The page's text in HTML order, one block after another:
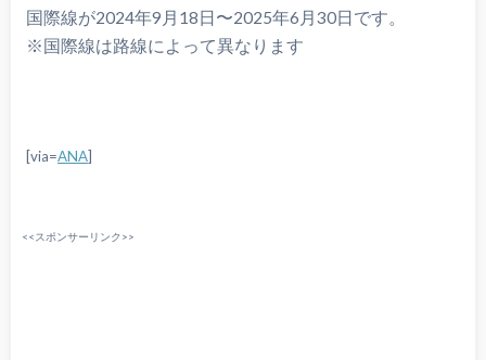
国際線が2024年9月18日〜2025年6月30日です。
※国際線は路線によって異なります
[via=ANA]
<<スポンサーリンク>>